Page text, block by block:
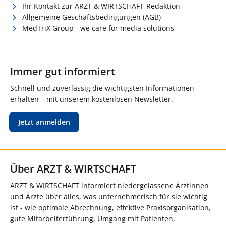
Ihr Kontakt zur ARZT & WIRTSCHAFT-Redaktion
Allgemeine Geschäftsbedingungen (AGB)
MedTriX Group - we care for media solutions
Immer gut informiert
Schnell und zuverlässig die wichtigsten Informationen
erhalten – mit unserem kostenlosen Newsletter.
Jetzt anmelden
Über ARZT & WIRTSCHAFT
ARZT & WIRTSCHAFT informiert niedergelassene Ärztinnen
und Ärzte über alles, was unternehmerisch für sie wichtig
ist - wie optimale Abrechnung, effektive Praxisorganisation,
gute Mitarbeiterführung, Umgang mit Patienten,